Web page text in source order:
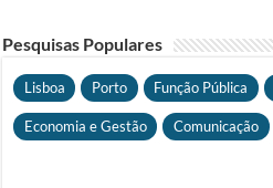
Pesquisas Populares
Lisboa Porto Função Pública
Economia e Gestão Comunicação